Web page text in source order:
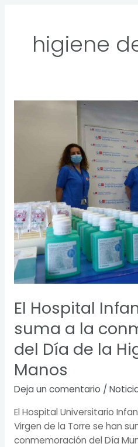
higiene
El Hospital
suma a la
del Día de la
Manos
Deja un comentario /
El Hospital Universitario
Virgen de la Torre se han
conmemoración del Día
la
conmemoración
del
Día
de
la
de
Manos